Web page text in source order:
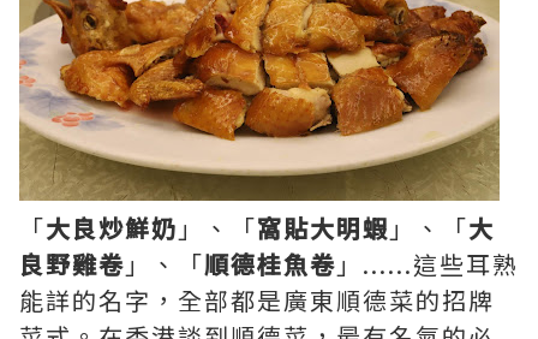
「大良炒鮮奶 」、「窩貼大明蝦 」、「大
良野雞卷 」、「順德桂魚卷 」......這些耳熟
能詳的名字，全部都是廣東順德菜的招牌